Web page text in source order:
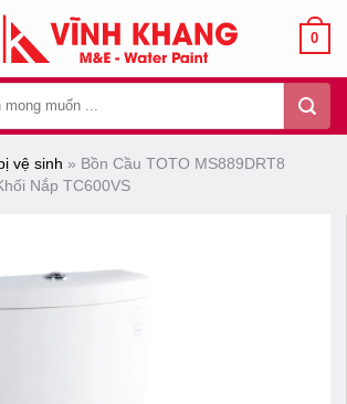
0
vệ sinh » Bồn Cầu TOTO MS889DRT8
Nắp TC600VS